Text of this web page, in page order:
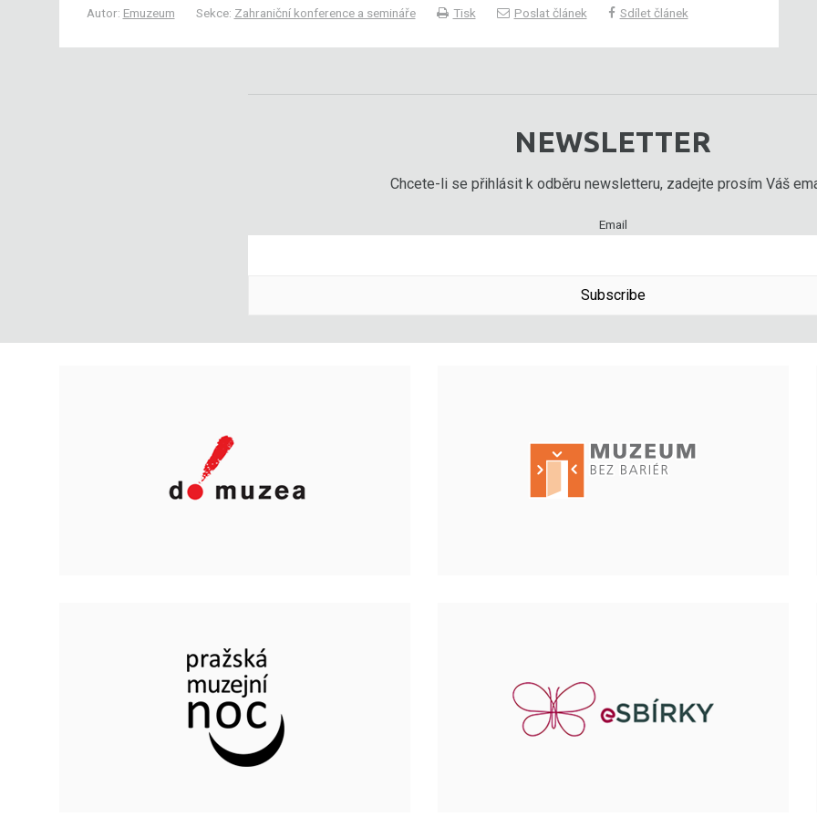
Autor: Emuzeum Sekce: Zahraniční konference a semináře Tisk Poslat článek Sdílet článek
NEWSLETTER
Chcete-li se přihlásit k odběru newsletteru, zadejte prosím Váš
Email
Subscribe